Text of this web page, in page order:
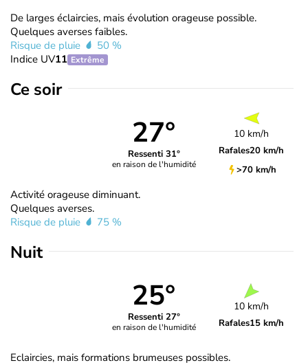
De larges éclaircies, mais évolution orageuse possible.
Quelques averses faibles.
Risque de pluie
50 %
Indice UV11 Extrême
Ce soir
27°
Ressenti 31°
en raison de l'humidité
10 km/h
Rafales20 km/h
>70 km/h
Activité orageuse diminuant.
Quelques averses.
Risque de pluie
75 %
Nuit
25°
Ressenti 27°
en raison de l'humidité
10 km/h
Rafales15 km/h
Eclaircies, mais formations brumeuses possibles.